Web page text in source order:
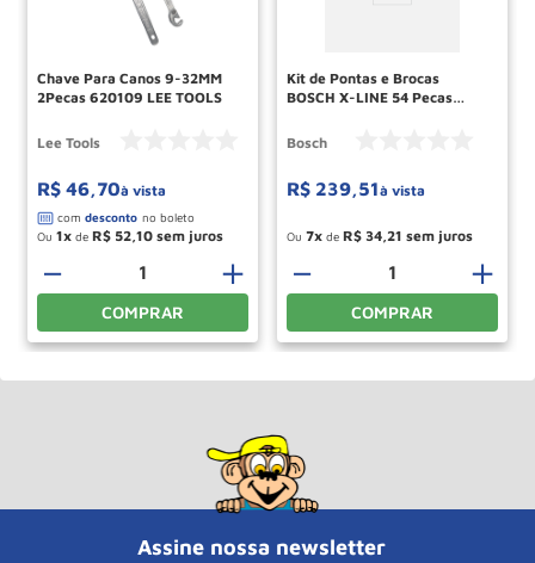
Chave Para Canos 9-32MM
2Pecas 620109 LEE TOOLS
Lee Tools
R$ 46,70à vista
Ou 1 de R$ 52,10
＋
－
COMPRAR
Kit de Pontas e Brocas
BOSCH X-LINE 54 Pecas
Bosch
R$ 239,51à vista
Ou 7 de R$ 34,21
＋
－
COMPRAR
Assine nossa newsletter